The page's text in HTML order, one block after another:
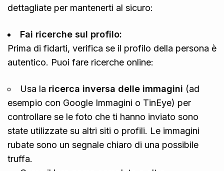
dettagliate per mantenerti al sicuro:
Fai ricerche sul profilo:
Prima di fidarti, verifica se il profilo della persona è
autentico. Puoi fare ricerche online:
Usa la ricerca inversa delle immagini (ad
esempio con Google Immagini o TinEye) per
controllare se le foto che ti hanno inviato sono
state utilizzate su altri siti o profili. Le immagini
rubate sono un segnale chiaro di una possibile
truffa.